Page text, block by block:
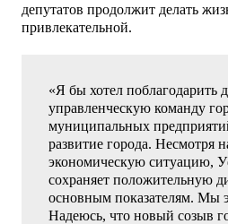
депутатов продолжит делать
привлекательной.
«Я бы хотел поблагодарить
управленческую команду
муниципальных
развитие города. Несмотря
экономическую ситуацию,
сохраняет положительную
основным показателям. Мы
Надеюсь, что новый созыв